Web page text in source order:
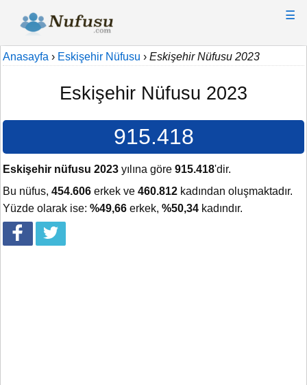
☰
Anasayfa › Eskişehir Nüfusu › Eskişehir Nüfusu 2023
Eskişehir Nüfusu 2023
915.418
Eskişehir nüfusu 2023 yılına göre 915.418'dir.
Bu nüfus, 454.606 erkek ve 460.812 kadından oluşmaktadır.
Yüzde olarak ise: %49,66 erkek, %50,34 kadındır.